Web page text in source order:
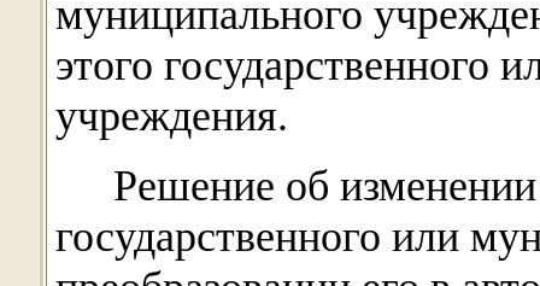
муниципального
этого государственного
учреждения.
Решение об
государственного или